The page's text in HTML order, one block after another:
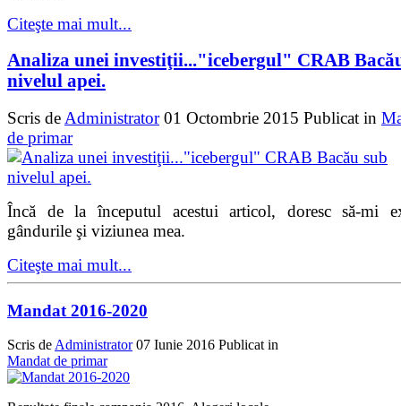
Citeşte mai mult...
Analiza unei investiţii..."icebergul" CRAB
nivelul apei.
Scris de Administrator 01 Octombrie 2015 Publicat in
de primar
Încă de la începutul acestui articol, doresc să-mi
gândurile şi viziunea mea.
Citeşte mai mult...
Mandat 2016-2020
Scris deAdministrator 07 Iunie 2016 Publicat in
Mandat de primar